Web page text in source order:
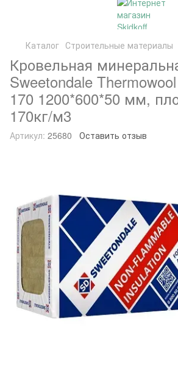
Каталог Строительные материалы
Кровельная
Sweetondale
170 1200*600*50 мм,
170кг/м3
Артикул: 25680 Оставить отзыв